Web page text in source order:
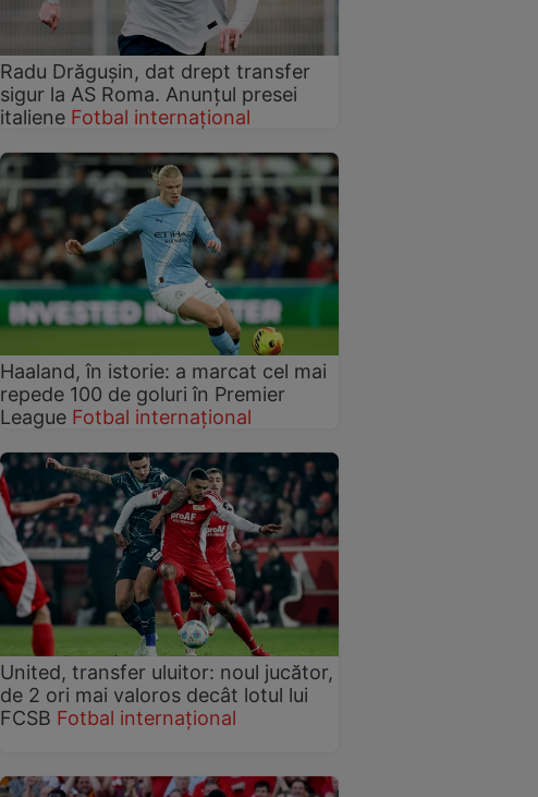
Radu Drăgușin, dat drept transfer
sigur la AS Roma. Anunțul presei
italiene Fotbal internațional
Haaland, în istorie: a marcat cel mai
repede 100 de goluri în Premier
League Fotbal internațional
United, transfer uluitor: noul jucător,
de 2 ori mai valoros decât lotul lui
FCSB Fotbal internațional